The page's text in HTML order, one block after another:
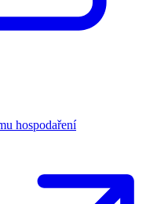
hospodaření